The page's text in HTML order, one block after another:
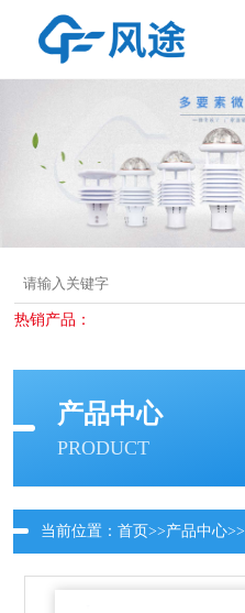
热销产品：
产品中心
PRODUCT
当前位置： 首页>>产品中心>>